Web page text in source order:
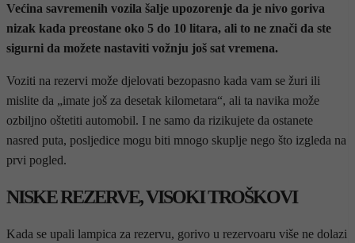
Većina savremenih vozila šalje upozorenje da je nivo goriva
nizak kada preostane oko 5 do 10 litara, ali to ne znači da ste
sigurni da možete nastaviti vožnju još sat vremena.
Voziti na rezervi može djelovati bezopasno kada vam se žuri ili
mislite da „imate još za desetak kilometara“, ali ta navika može
ozbiljno oštetiti automobil. I ne samo da rizikujete da ostanete
nasred puta, posljedice mogu biti mnogo skuplje nego što izgleda na
prvi pogled.
NISKE REZERVE, VISOKI TROŠKOVI
Kada se upali lampica za rezervu, gorivo u rezervoaru više ne dolazi